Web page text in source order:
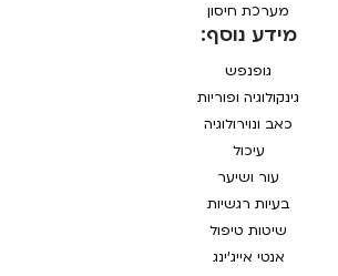
מערכת חיסון
מידע נוסף:
גופנפש
גינקולוגיה ופוריות
כאב ונוירולוגיה
עיכול
עור ושיער
בעיות רגשיות
שיטות טיפול
אנטי אייג'ינג